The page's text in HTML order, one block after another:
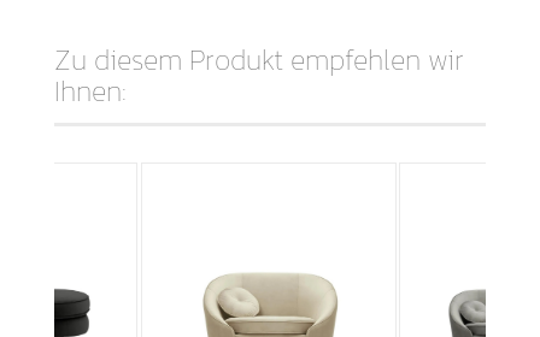
Zu diesem Produkt empfehlen wir
Ihnen: